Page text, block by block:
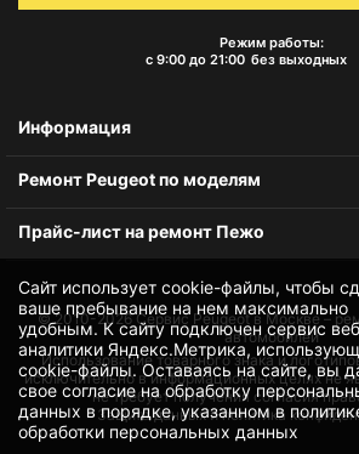
Сайт использует cookie-файлы, чтобы
ваше пребывание на нем максимально
удобным. К cайту подключен сервис
аналитики Яндекс.Метрика,
cookie-файлы. Оставаясь на сайте, вы
своесогласие на обработку
данных в порядке, указанном в
обработки персональных данных
Режим работы:
с 9:00 до 21:00 без выходных
Информация
Ремонт Peugeot по моделям
Прайс-лист на ремонт Пежо
© 2010-2026Сервис Peugeot в Москве –
автомобилей
Использование товарного знака и
исключительно в информационных целях не
не требует получения согласия
Защита данных и политика